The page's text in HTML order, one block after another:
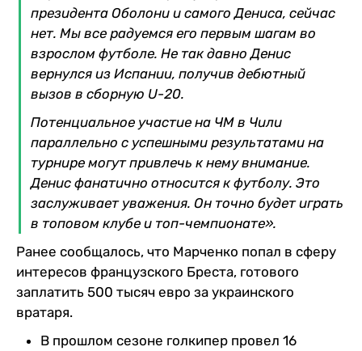
президента Оболони и самого Дениса, сейчас
нет. Мы все радуемся его первым шагам во
взрослом футболе. Не так давно Денис
вернулся из Испании, получив дебютный
вызов в сборную U-20.
Потенциальное участие на ЧМ в Чили
параллельно с успешными результатами на
турнире могут привлечь к нему внимание.
Денис фанатично относится к футболу. Это
заслуживает уважения. Он точно будет играть
в топовом клубе и топ-чемпионате».
Ранее сообщалось, что Марченко попал в сферу
интересов французского Бреста, готового
заплатить 500 тысяч евро за украинского
вратаря.
В прошлом сезоне голкипер провел 16